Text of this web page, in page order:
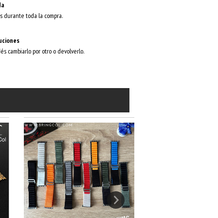
durante toda la compra.
cambiarlo por otro o devolverlo.